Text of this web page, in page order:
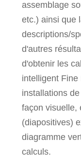
assemblage
etc.) ainsi que
descriptions/
d'autres
d'obtenir les
intelligent
installations
façon visuelle,
(diapositives)
diagramme
calculs.